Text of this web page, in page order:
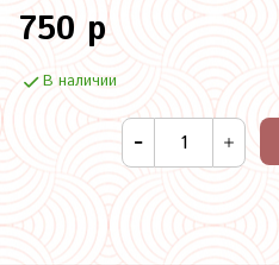
750 р
В наличии